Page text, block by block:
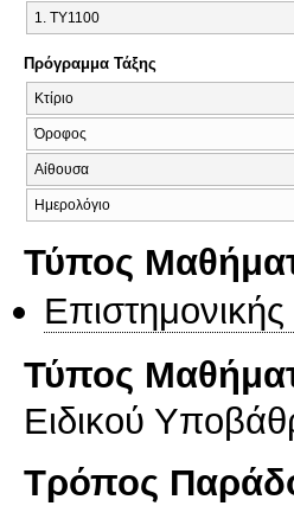
1. ΤΥ1100
Πρόγραμμα Τάξης
Κτίριο
Όροφος
Αίθουσα
Ημερολόγιο
Τύπος
Τύπος
Ειδικού
Τρόπος